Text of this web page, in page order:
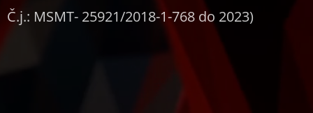
Č.j.: MSMT- 25921/2018-1-768 do 2023)